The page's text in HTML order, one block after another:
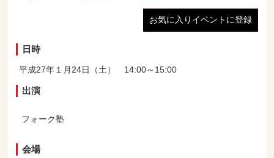
お気に入りイベントに登録
日時
平成27年１月24日（土） 14:00～15:00
出演
フォーク塾
会場